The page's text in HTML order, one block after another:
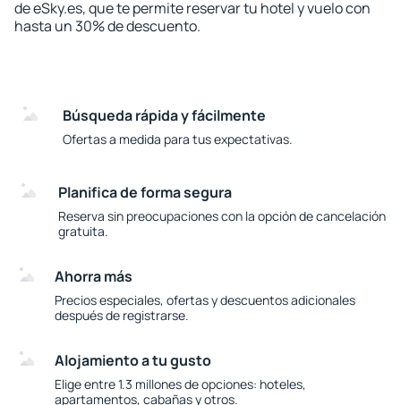
de eSky.es, que te permite reservar tu hotel y vuelo con
hasta un 30% de descuento.
Búsqueda rápida y fácilmente
Ofertas a medida para tus expectativas.
Planifica de forma segura
Reserva sin preocupaciones con la opción de cancelación
gratuita.
Ahorra más
Precios especiales, ofertas y descuentos adicionales
después de registrarse.
Alojamiento a tu gusto
Elige entre 1.3 millones de opciones: hoteles,
apartamentos, cabañas y otros.